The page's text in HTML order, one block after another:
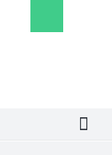
košík